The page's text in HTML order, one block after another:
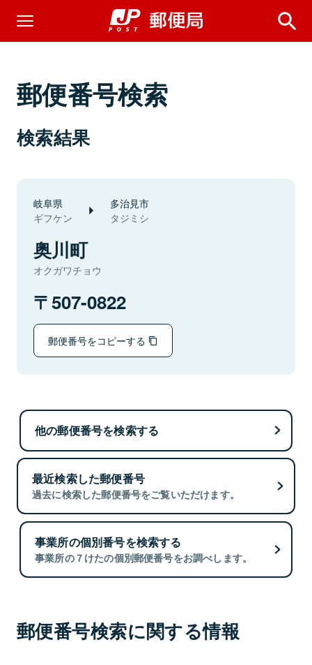
郵便番号検索
検索結果
岐阜県
ギフケン
多治見市
タジミシ
奥川町
オクガワチョウ
507-0822
郵便番号をコピーする
他の郵便番号を検索する
最近検索した郵便番号
過去に検索した郵便番号をご覧いただけます。
事業所の個別番号を検索する
事業所の７けたの個別郵便番号をお調べします。
郵便番号検索に関する情報